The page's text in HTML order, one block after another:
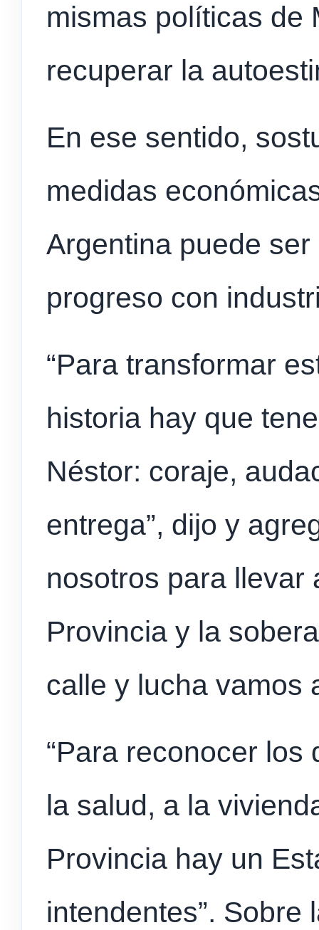
mismas políticas de
recuperar la
En ese sentido,
medidas
Argentina puede
progreso con
“Para transformar
historia hay que
Néstor: coraje,
entrega”, dijo y
nosotros para llevar
Provincia y la
calle y lucha vamos
“Para reconocer
la salud, a la
Provincia hay un
intendentes”. Sobre